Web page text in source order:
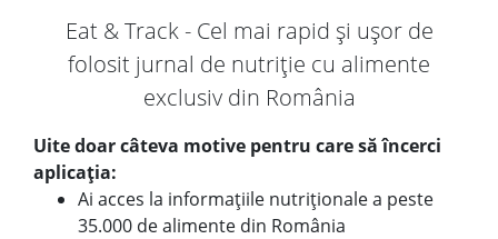
Eat & Track - Cel mai rapid și ușor de
folosit jurnal de nutriție cu alimente
exclusiv din România
Uite doar câteva motive pentru care să încerci
aplicația:
Ai acces la informațiile nutriționale a peste
35.000 de alimente din România